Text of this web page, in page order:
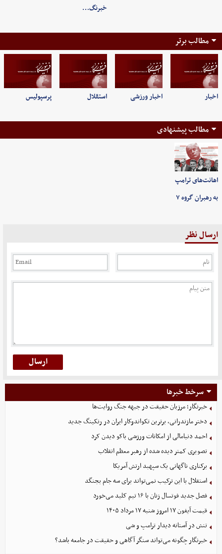
خبرنگ…
مطالب برتر
اخبار اخبار ورزشی استقلال پرسپولیس
مطالب پیشنهادی
اهانت‌های ترامپ
به رهبران گروه ۷
ارسال نظر
سرخط خبرها
خبرنگار؛ مرزبان حقیقت در جبهه جنگ روایت‌ها
دختر مازندرانی، برترین تکواندوکار ایران در رنکینگ جدید
احمد دنیامالی از امکانات ورزشی باکو دیدن کرد
تصویری کمتر دیده شده از رهبر معظم انقلاب
برکناری ناگهانی یک سپهبد ارتش آمریکا
استقلال با این ترکیب نمی‌تواند برای سه جام بجنگد
فصل جدید فوتسال زنان با ۱۶ تیم کلید می‌خورد
قیمت آیفون ۱۷ امروز شنبه ۱۷ مرداد ۱۴۰۵
تنش در آستانه دیدار ترامپ و شی
خبرنگار چگونه می‌تواند سنگر آگاهی و حقیقت در جامعه باشد؟